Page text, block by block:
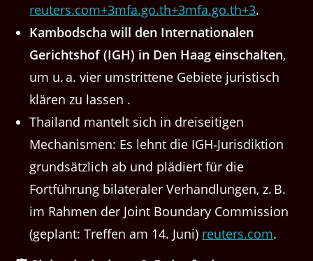
reuters.com+3mfa.go.th+3mfa.go.th+3.
Kambodscha will den Internationalen
Gerichtshof (IGH) in Den Haag einschalten,
um u. a. vier umstrittene Gebiete juristisch
klären zu lassen .
Thailand mantelt sich in dreiseitigen
Mechanismen: Es lehnt die IGH‑Jurisdiktion
grundsätzlich ab und plädiert für die
Fortführung bilateraler Verhandlungen, z. B.
im Rahmen der Joint Boundary Commission
(geplant: Treffen am 14. Juni) reuters.com.